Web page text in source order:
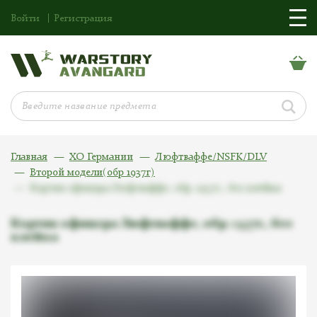
Войти Регистрация
Главная ХО Германии
Люфтваффе/NSFK/DLV
Второй модели(обр 1937г)
Кортик офицера Люфтваффе, обр. 1937г., без
клейма